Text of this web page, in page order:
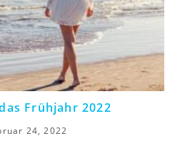
Frühjahr 2022
24, 2022